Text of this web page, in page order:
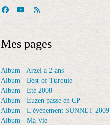
Mes pages
Album - Arzel a 2 ans
Album - Best-of Turquie
Album - Eté 2008
Album - Euzen passe en CP
Album - L'événement SUNNET 2009
Album - Ma Vie